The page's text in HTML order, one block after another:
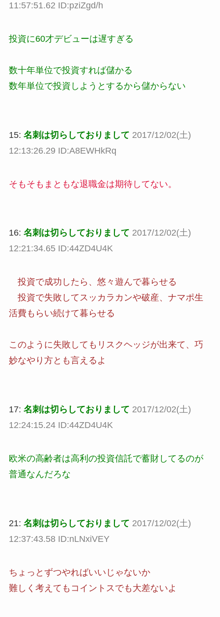
11:57:51.62 ID:pziZgd/h
投資に60才デビューは遅すぎる
数十年単位で投資すれば儲かる
数年単位で投資しようとするから儲からない
15: 名刺は切らしておりまして 2017/12/02(土)
12:13:26.29 ID:A8EWHkRq
そもそもまともな退職金は期待してない。
16: 名刺は切らしておりまして 2017/12/02(土)
12:21:34.65 ID:44ZD4U4K
投資で成功したら、悠々遊んで暮らせる
投資で失敗してスッカラカンや破産、ナマポ生
活費もらい続けて暮らせる
このように失敗してもリスクヘッジが出来て、巧
妙なやり方とも言えるよ
17: 名刺は切らしておりまして 2017/12/02(土)
12:24:15.24 ID:44ZD4U4K
欧米の高齢者は高利の投資信託で蓄財してるのが
普通なんだろな
21: 名刺は切らしておりまして 2017/12/02(土)
12:37:43.58 ID:nLNxiVEY
ちょっとずつやればいいじゃないか
難しく考えてもコイントスでも大差ないよ